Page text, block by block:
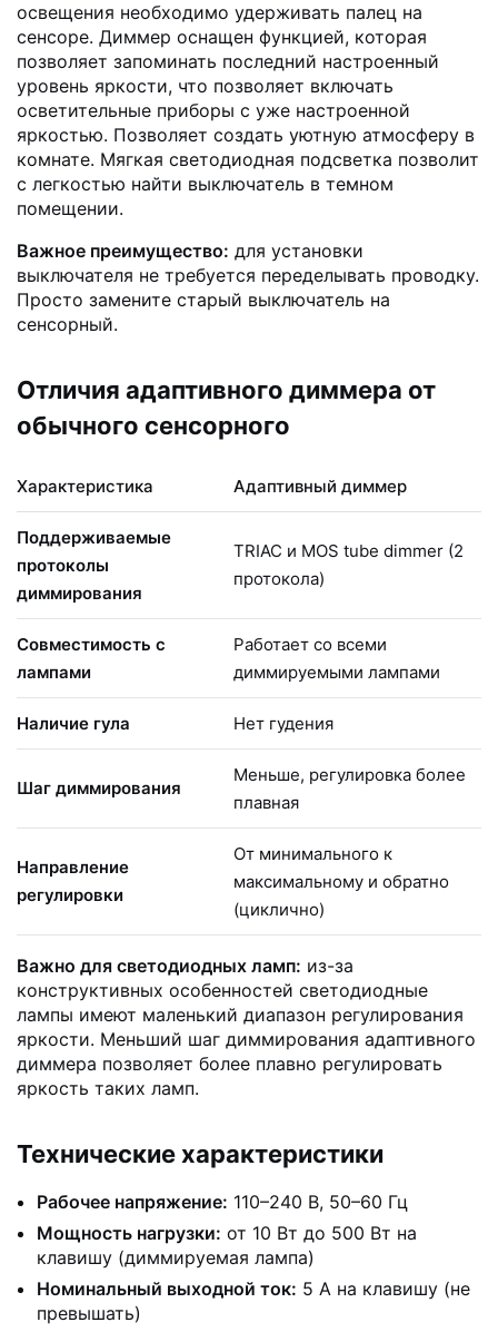
освещения необходимо удерживать палец на
сенсоре. Диммер оснащен функцией, которая
позволяет запоминать последний настроенный
уровень яркости, что позволяет включать
осветительные приборы с уже настроенной
яркостью. Позволяет создать уютную атмосферу в
комнате. Мягкая светодиодная подсветка позволит
с легкостью найти выключатель в темном
помещении.
Важное преимущество: для установки
выключателя не требуется переделывать проводку.
Просто замените старый выключатель на
сенсорный.
Отличия адаптивного диммера от
обычного сенсорного
Характеристика Адаптивный диммер
Поддерживаемые
протоколы
диммирования
TRIAC и MOS tube dimmer (2
протокола)
Совместимость с
лампами
Работает со всеми
диммируемыми лампами
Наличие гула Нет гудения
Шаг диммирования
Меньше, регулировка более
плавная
Направление
регулировки
От минимального к
максимальному и обратно
(циклично)
Важно для светодиодных ламп: из-за
конструктивных особенностей светодиодные
лампы имеют маленький диапазон регулирования
яркости. Меньший шаг диммирования адаптивного
диммера позволяет более плавно регулировать
яркость таких ламп.
Технические характеристики
Рабочее напряжение: 110–240 В, 50–60 Гц
Мощность нагрузки: от 10 Вт до 500 Вт на
клавишу (диммируемая лампа)
Номинальный выходной ток: 5 А на клавишу (не
превышать)